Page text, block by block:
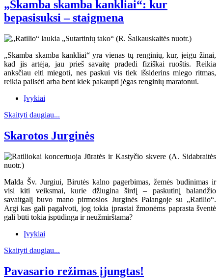
„Skamba skamba kankliai“: kur
bepasisuksi – staigmena
„Skamba skamba kankliai“ yra vienas tų renginių, kur, jeigu žinai,
kad jis artėja, jau prieš savaitę pradedi fiziškai ruoštis. Reikia
anksčiau eiti miegoti, nes paskui vis tiek išsiderins miego ritmas,
reikia pailsėti arba bent kiek pakaupti jėgas renginių maratonui.
Įvykiai
Skaityti daugiau...
Skarotos Jurginės
Malda Šv. Jurgiui, Birutės kalno pagerbimas, žemės budinimas ir
visi kiti veiksmai, kurie džiugina širdį – paskutinį balandžio
savaitgalį buvo mano pirmosios Jurginės Palangoje su „Ratilio“.
Argi kas gali pagalvoti, jog tokia įprastai žmonėms paprasta šventė
gali būti tokia įspūdinga ir neužmirštama?
Įvykiai
Skaityti daugiau...
Pavasario režimas įjungtas!